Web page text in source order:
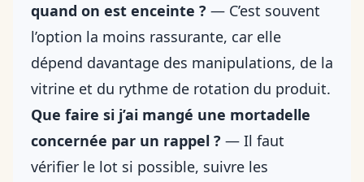
quand on est enceinte ? — C’est souvent
l’option la moins rassurante, car elle
dépend davantage des manipulations, de la
vitrine et du rythme de rotation du produit.
Que faire si j’ai mangé une mortadelle
concernée par un rappel ? — Il faut
vérifier le lot si possible, suivre les